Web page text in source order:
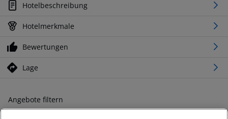
Hotelbeschreibung
Hotelmerkmale
Bewertungen
Lage
Angebote filtern
Ändern Sie Ihre Kriterien nach Ihren Wünschen